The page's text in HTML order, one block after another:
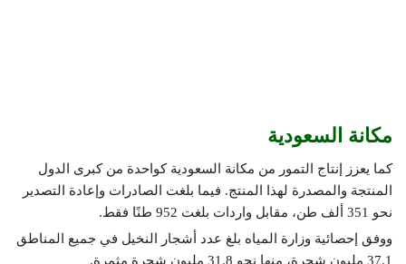
مكانة السعودية
كما يعزز إنتاج التمور من مكانة السعودية كواحدة من كبرى الدول
المنتجة والمصدرة لهذا المنتج. فيما بلغت الصادرات وإعادة التصدير
نحو 351 ألف طن، مقابل واردات بلغت 952 طنًا فقط.
ووفق إحصائية وزارة المياه بلغ عدد أشجار النخيل في جميع المناطق
37.1 مليون شجرة، منها نحو 31.8 مليون شجرة مثمرة.